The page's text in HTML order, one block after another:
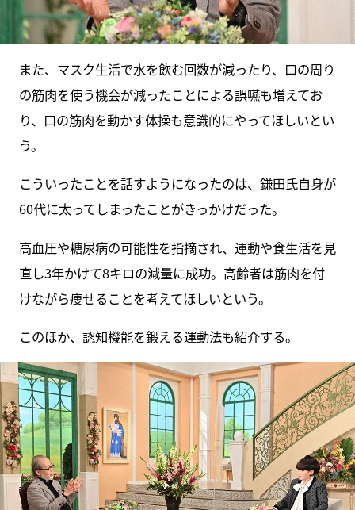
また、マスク生活で水を飲む回数が減ったり、口の周り
の筋肉を使う機会が減ったことによる誤嚥も増えてお
り、口の筋肉を動かす体操も意識的にやってほしいとい
う。
こういったことを話すようになったのは、鎌田氏自身が
60代に太ってしまったことがきっかけだった。
高血圧や糖尿病の可能性を指摘され、運動や食生活を見
直し3年かけて8キロの減量に成功。高齢者は筋肉を付
けながら痩せることを考えてほしいという。
このほか、認知機能を鍛える運動法も紹介する。